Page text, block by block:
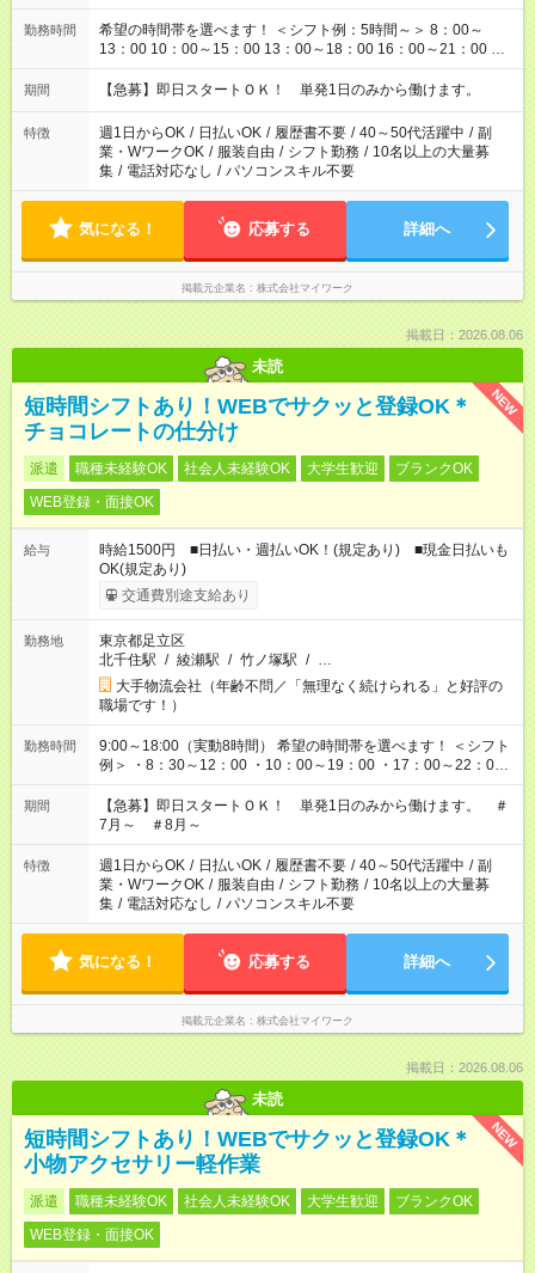
勤務時間
希望の時間帯を選べます！ ＜シフト例：5時間～＞ 8：00～
13：00 10：00～15：00 13：00～18：00 16：00～21：00 ＜
シフト例：8時間～＞ ・10：00～19：00 ・13：00～22：00 ・
22：00～翌6：00 など！是非ご希望をお聞かせください！
期間 【急募】即日スタートＯＫ！ 単発1日のみから働けます。
特徴 週1日からOK / 日払いOK / 履歴書不要 / 40～50代活躍中 / 副
業・WワークOK / 服装自由 / シフト勤務 / 10名以上の大量募
集 / 電話対応なし / パソコンスキル不要
気になる！ 応募する 詳細へ
掲載元企業名 株式会社マイワーク
掲載日：2026.08.06
未読
NEW
短時間シフトあり！WEBでサクッと登録OK＊
チョコレートの仕分け
派遣 職種未経験OK 社会人未経験OK 大学生歓迎
ブランクOK
WEB登録・面接OK
給与
時給1500円 ■日払い・週払いOK！(規定あり) ■現金日払いも
OK(規定あり)
交通費別途支給あり
勤務地
東京都足立区
北千住駅 / 綾瀬駅 / 竹ノ塚駅 / …
大手物流会社（年齢不問／「無理なく続けられる」と好評の
職場です！）
勤務時間
9:00～18:00（実動8時間） 希望の時間帯を選べます！ ＜シフト
例＞ ・8：30～12：00 ・10：00～19：00 ・17：00～22：00
・13：00～22：00 ・22：00～翌6：00 など
期間
【急募】即日スタートＯＫ！ 単発1日のみから働けます。 ＃
7月～ ＃8月～
特徴 週1日からOK / 日払いOK / 履歴書不要 / 40～50代活躍中 / 副
業・WワークOK / 服装自由 / シフト勤務 / 10名以上の大量募
集 / 電話対応なし / パソコンスキル不要
気になる！ 応募する 詳細へ
掲載元企業名 株式会社マイワーク
掲載日：2026.08.06
未読
NEW
短時間シフトあり！WEBでサクッと登録OK＊
小物アクセサリー軽作業
派遣 職種未経験OK 社会人未経験OK 大学生歓迎
ブランクOK
WEB登録・面接OK